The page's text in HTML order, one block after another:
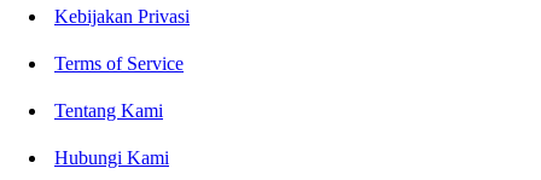
Kebijakan Privasi
Terms of Service
Tentang Kami
Hubungi Kami